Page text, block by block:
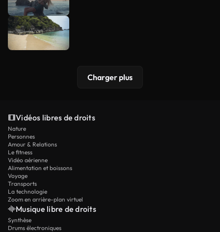
Charger plus
Vidéos libres de droits
Nature
Personnes
Amour & Relations
Le fitness
Vidéo aérienne
Alimentation et boissons
Voyage
Transports
La technologie
Zoom en arrière-plan virtuel
Musique libre de droits
Synthèse
Drums électroniques